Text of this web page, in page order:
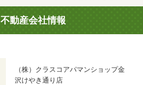
不動産会社情報
（株）クラスコアパマンショップ金
沢けやき通り店